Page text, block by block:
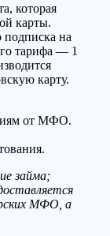
которая
карты.
подписка на
тарифа — 1
карту.
от МФО.
займа;
ся
МФО , а